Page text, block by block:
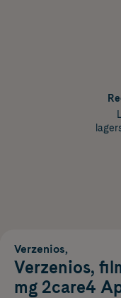
Verzenios,
Verzenios,
mg 2care4